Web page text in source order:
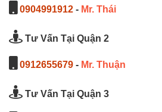
0904991912 - Mr. Thái
Tư Vấn Tại Quận 2
0912655679 - Mr. Thuận
Tư Vấn Tại Quận 3